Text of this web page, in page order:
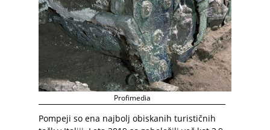
Profimedia
Pompeji so ena najbolj obiskanih turističnih